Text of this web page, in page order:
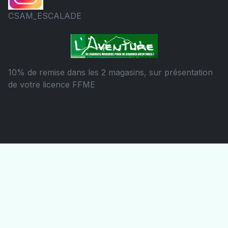
CSAM_ESCALADE
10% de remise dans les 2 magasins, sur présentation
de votre licence FFME